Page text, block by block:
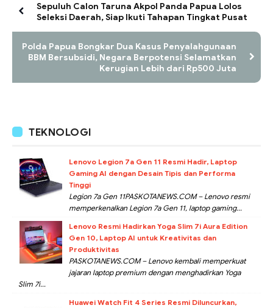
Sepuluh Calon Taruna Akpol Panda Papua Lolos
Seleksi Daerah, Siap Ikuti Tahapan Tingkat Pusat
Polda Papua Bongkar Dua Kasus Penyalahgunaan
BBM Bersubsidi, Negara Berpotensi Selamatkan
Kerugian Lebih dari Rp500 Juta
TEKNOLOGI
Lenovo Legion 7a Gen 11 Resmi Hadir, Laptop
Gaming AI dengan Desain Tipis dan Performa
Tinggi
Legion 7a Gen 11PASKOTANEWS.COM – Lenovo resmi
memperkenalkan Legion 7a Gen 11, laptop gaming...
Lenovo Resmi Hadirkan Yoga Slim 7i Aura Edition
Gen 10, Laptop AI untuk Kreativitas dan
Produktivitas
PASKOTANEWS.COM – Lenovo kembali memperkuat
jajaran laptop premium dengan menghadirkan Yoga
Slim 7i...
Huawei Watch Fit 4 Series Resmi Diluncurkan,